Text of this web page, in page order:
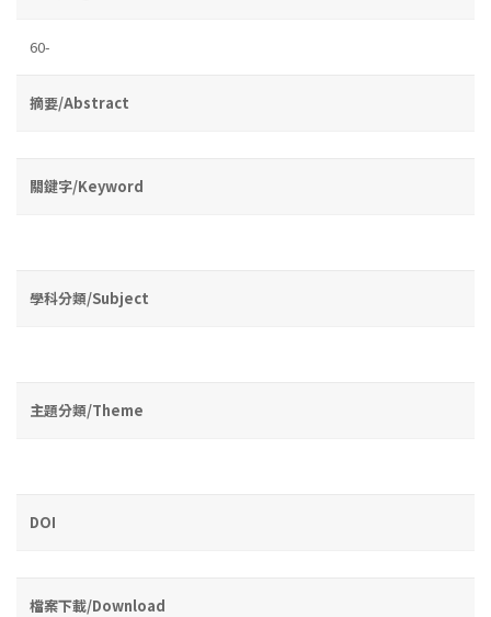
60-
摘要/Abstract
關鍵字/Keyword
學科分類/Subject
主題分類/Theme
DOI
檔案下載/Download